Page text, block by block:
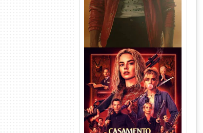
Casamento Sangrento: A
Viúva Torrent (2026) WEB-DL
720p/1080p/4K Dual Áudio